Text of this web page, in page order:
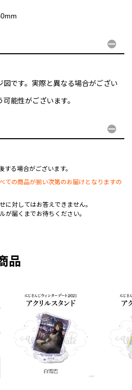
です。実際と異なる場合がござい
能性がございます。
する場合がございます。
ての商品が揃い次第のお届けとなりますの
に対してはお答えできません。
が届くまでお待ちください。
品